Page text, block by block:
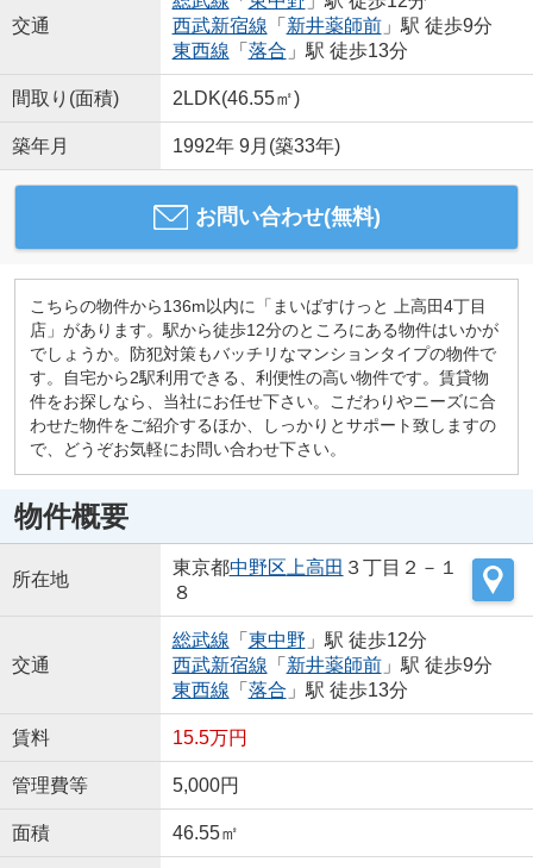
交通
西武新宿線 「 新井薬師前」駅 徒歩9分
東西線 「 落合 」駅 徒歩13分
間取り(面積) 2LDK(46.55㎡)
築年月 1992年 9月(築33年)
お問い合わせ(無料)
こちらの物件から136m以内に「まいばすけっと 上高田4丁目
店」があります。駅から徒歩12分のところにある物件はいかが
でしょうか。防犯対策もバッチリなマンションタイプの物件で
す。自宅から2駅利用できる、利便性の高い物件です。賃貸物
件をお探しなら、当社にお任せ下さい。こだわりやニーズに合
わせた物件をご紹介するほか、しっかりとサポート致しますの
で、どうぞお気軽にお問い合わせ下さい。
物件概要
所在地
東京都中野区 上高田 ３丁目２－１
８
交通
総武線 「 東中野 」駅 徒歩12分
西武新宿線 「 新井薬師前」駅 徒歩9分
東西線 「 落合 」駅 徒歩13分
賃料 15.5万円
管理費等 5,000円
面積 46.55㎡